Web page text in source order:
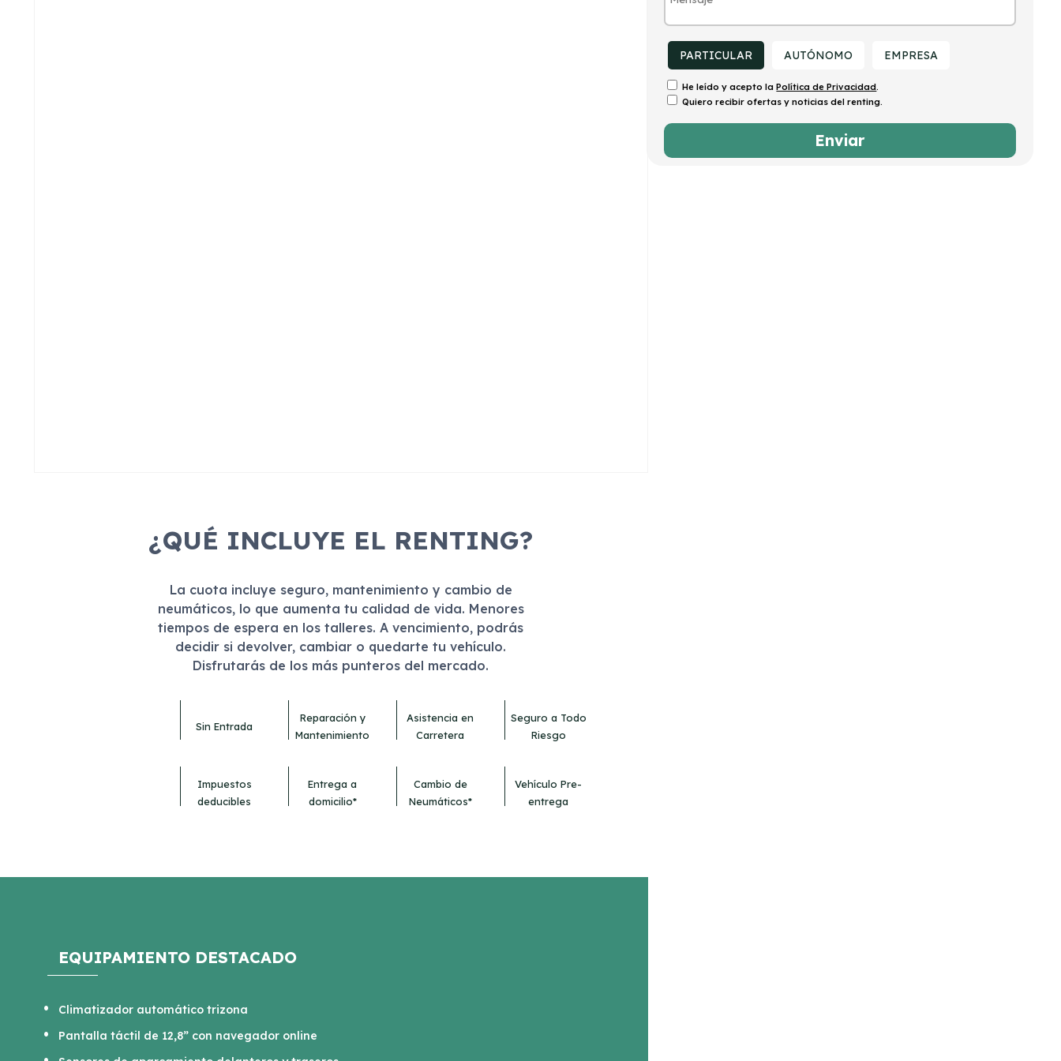
1,7l/100km
¿QUÉ INCLUYE EL RENTING?
La cuota incluye seguro, mantenimiento y cambio de
neumáticos, lo que aumenta tu calidad de vida. Menores
tiempos de espera en los talleres. A vencimiento, podrás
decidir si devolver, cambiar o quedarte tu vehículo.
Disfrutarás de los más punteros del mercado.
Sin Entrada
Reparación y
Mantenimiento
Asistencia en
Carretera
Seguro a Todo
Riesgo
Impuestos
deducibles
Entrega a
domicilio*
Cambio de
Neumáticos*
Vehículo Pre-
entrega
EQUIPAMIENTO DESTACADO
Climatizador automático trizona
Pantalla táctil de 12,8” con navegador online
PARTICULAR AUTÓNOMO EMPRESA
He leído y acepto laPolítica de Privacidad.
Quiero recibir ofertas y noticias del renting.